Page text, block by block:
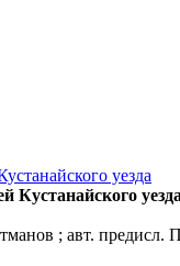
уезда
Кустанайского
; авт.